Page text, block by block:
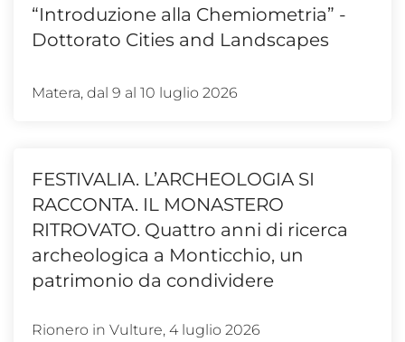
“Introduzione alla Chemiometria” -
Dottorato Cities and Landscapes
Matera, dal 9 al 10 luglio 2026
FESTIVALIA. L’ARCHEOLOGIA SI
RACCONTA. IL MONASTERO
RITROVATO. Quattro anni di ricerca
archeologica a Monticchio, un
patrimonio da condividere
Rionero in Vulture, 4 luglio 2026